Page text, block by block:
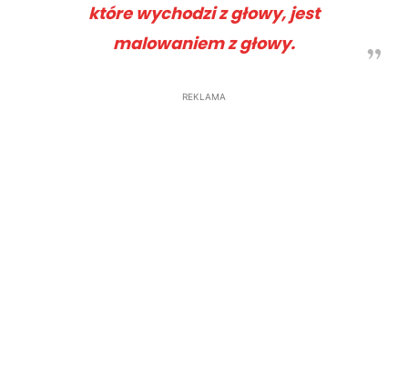
które wychodzi z głowy, jest
malowaniem z głowy.
REKLAMA